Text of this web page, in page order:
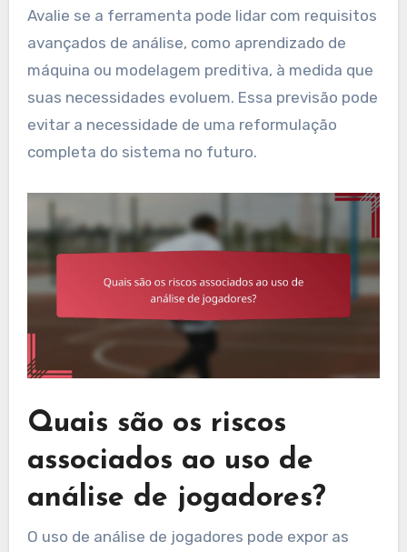
Avalie se a ferramenta pode lidar com requisitos
avançados de análise, como aprendizado de
máquina ou modelagem preditiva, à medida que
suas necessidades evoluem. Essa previsão pode
evitar a necessidade de uma reformulação
completa do sistema no futuro.
Quais são os riscos
associados ao uso de
análise de jogadores?
O uso de análise de jogadores pode expor as